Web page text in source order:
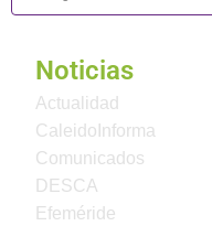
Noticias
Actualidad
CaleidoInforma
Comunicados
DESCA
Efeméride